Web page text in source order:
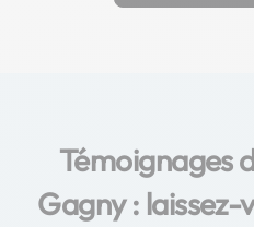
Témoignages
Gagny :